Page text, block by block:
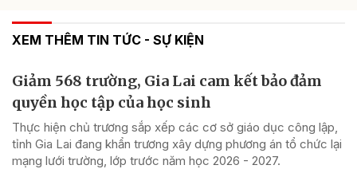
XEM THÊM TIN TỨC - SỰ KIỆN
Giảm 568 trường, Gia Lai cam kết bảo đảm
quyền học tập của học sinh
Thực hiện chủ trương sắp xếp các cơ sở giáo dục công lập,
tỉnh Gia Lai đang khẩn trương xây dựng phương án tổ chức lại
mạng lưới trường, lớp trước năm học 2026 - 2027.